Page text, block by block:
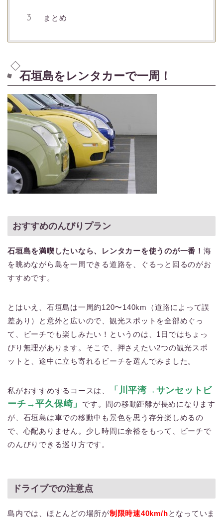
まとめ
石垣島をレンタカーで一周！
おすすめのんびりプラン
石垣島を満喫したいなら、レンタカーを使うのが一番！ 海
を眺めながら島を一周できる道路を、ぐるっと回るのがお
すすめです。
とはいえ、石垣島は一周約120〜140km（道路によって誤
差あり）と意外と広いので、観光スポットを全部めぐっ
て、ビーチでも楽しみたい！というのは、1日ではちょっ
ぴり無理があります。そこで、押さえたい2つの観光スポ
ットと、途中に立ち寄れるビーチを選んでみました。
私がおすすめするコースは、
「川平湾→サンセットビ
ーチ→平久保崎」
です。間の移動距離が長めになります
が、石垣島は車での移動中も景色を思う存分楽しめるの
で、心配ありません。少し時間に余裕をもって、ビーチで
のんびりできる巡り方です。
ドライブでの注意点
島内では、ほとんどの場所が制限時速40km/hとなっていま